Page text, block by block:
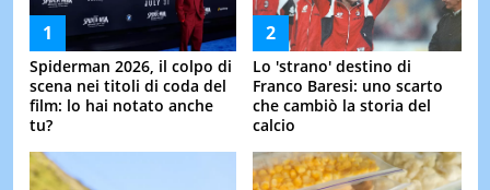
OGGI
DI
IERI
Spiderman 2026, il colpo di
scena nei titoli di coda del
film: lo hai notato anche
tu?
Lo 'strano' destino di
Franco Baresi: uno scarto
che cambiò la storia del
calcio